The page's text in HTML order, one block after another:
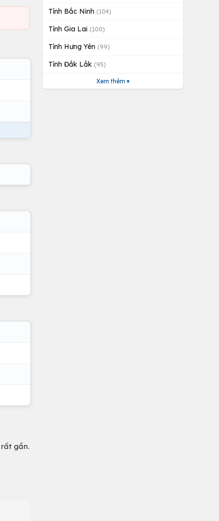
rất gần.
Tỉnh Bắc Ninh (104)
Tỉnh Gia Lai (100)
Tỉnh Hưng Yên (99)
Tỉnh Đắk Lắk (95)
Xem thêm ▾